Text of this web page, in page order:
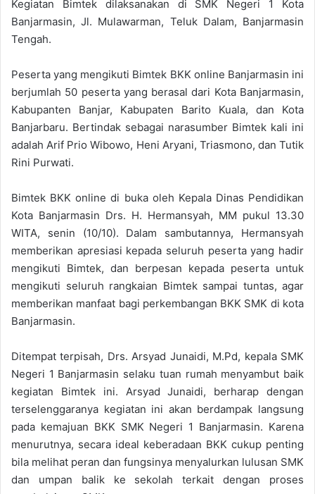
Kegiatan Bimtek dilaksanakan di SMK Negeri 1 Kota
Banjarmasin, Jl. Mulawarman, Teluk Dalam, Banjarmasin
Tengah.
Peserta yang mengikuti Bimtek BKK online Banjarmasin ini
berjumlah 50 peserta yang berasal dari Kota Banjarmasin,
Kabupanten Banjar, Kabupaten Barito Kuala, dan Kota
Banjarbaru. Bertindak sebagai narasumber Bimtek kali ini
adalah Arif Prio Wibowo, Heni Aryani, Triasmono, dan Tutik
Rini Purwati.
Bimtek BKK online di buka oleh Kepala Dinas Pendidikan
Kota Banjarmasin Drs. H. Hermansyah, MM pukul 13.30
WITA, senin (10/10). Dalam sambutannya, Hermansyah
memberikan apresiasi kepada seluruh peserta yang hadir
mengikuti Bimtek, dan berpesan kepada peserta untuk
mengikuti seluruh rangkaian Bimtek sampai tuntas, agar
memberikan manfaat bagi perkembangan BKK SMK di kota
Banjarmasin.
Ditempat terpisah, Drs. Arsyad Junaidi, M.Pd, kepala SMK
Negeri 1 Banjarmasin selaku tuan rumah menyambut baik
kegiatan Bimtek ini. Arsyad Junaidi, berharap dengan
terselenggaranya kegiatan ini akan berdampak langsung
pada kemajuan BKK SMK Negeri 1 Banjarmasin. Karena
menurutnya, secara ideal keberadaan BKK cukup penting
bila melihat peran dan fungsinya menyalurkan lulusan SMK
dan umpan balik ke sekolah terkait dengan proses